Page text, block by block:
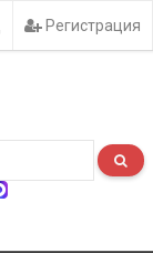
Регистрация